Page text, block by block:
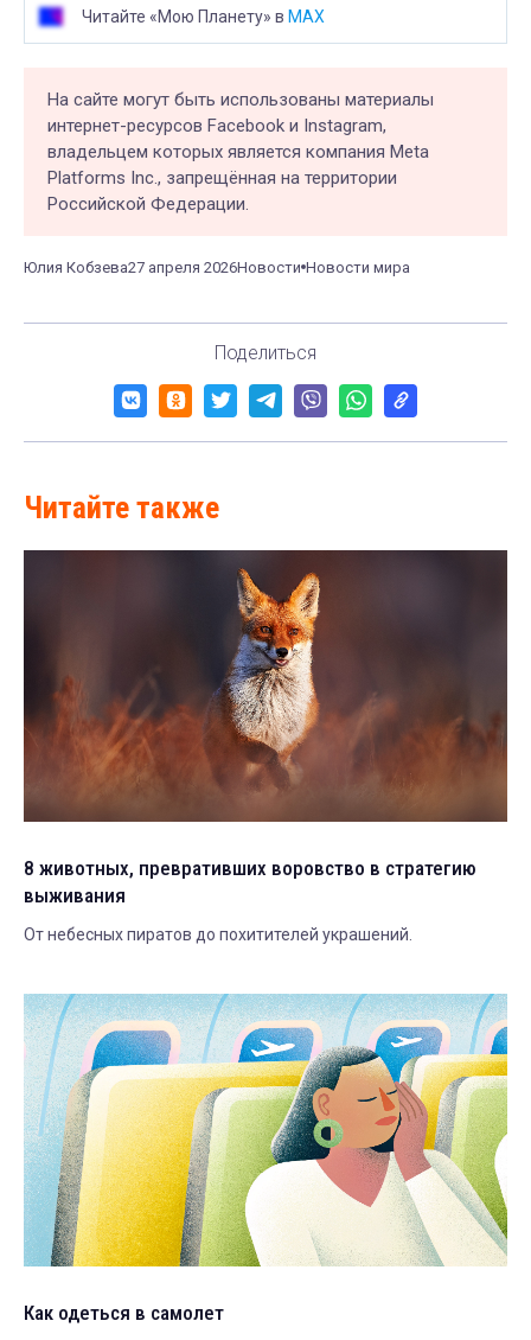
Читайте «Мою Планету» в MAX
На сайте могут быть использованы материалы
интернет-ресурсов Facebook и Instagram,
владельцем которых является компания Meta
Platforms Inc., запрещённая на территории
Российской Федерации.
Юлия Кобзева27 апреля 2026Новости Новости мира
Поделиться
Читайте также
8 животных, превративших воровство в стратегию
выживания
От небесных пиратов до похитителей украшений.
Как одеться в самолет